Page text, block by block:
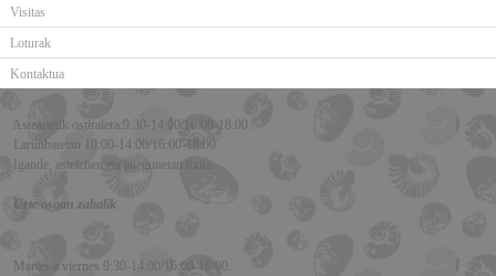
Visitas
Loturak
Kontaktua
Asteartetik ostiralera:9:30-14:00/16:00-18:00.
Larunbatetan 10:00-14:00/16:00-18:00.
Igande, astelehen eta jaiegunetan itxita.
Urte osoan zabalik
Martes a viernes 9:30-14:00/16:00-18:00.